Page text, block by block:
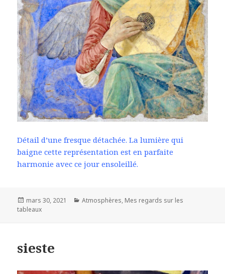
Détail d’une fresque détachée. La lumière qui
baigne cette représentation est en parfaite
harmonie avec ce jour ensoleillé.
Posted
on
mars 30, 2021 Categories
Atmosphères, Mes regards sur les
tableaux
sieste